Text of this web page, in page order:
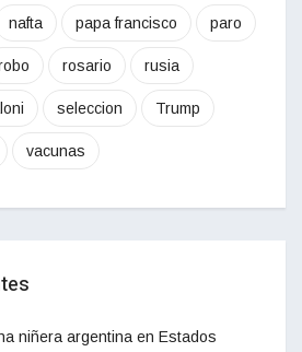
nafta papa francisco paro
rosario rusia
seleccion Trump
vacunas
niñera argentina en Estados